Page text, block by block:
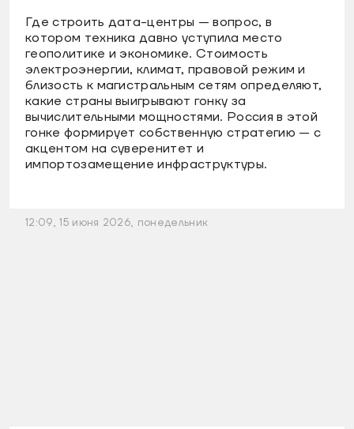
Где строить дата-центры — вопрос, в
котором техника давно уступила место
геополитике и экономике. Стоимость
электроэнергии, климат, правовой режим и
близость к магистральным сетям определяют,
какие страны выигрывают гонку за
вычислительными мощностями. Россия в этой
гонке формирует собственную стратегию — с
акцентом на суверенитет и
импортозамещение инфраструктуры.
12:09, 15 июня 2026, понедельник